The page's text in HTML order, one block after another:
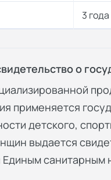
3 года
о
применяется
детского,
выдается